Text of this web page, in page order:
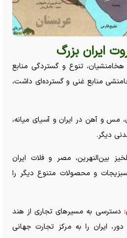
ایران بزرگ
تنوع و گستردگی منابع
منابع غنی و گسترده‌ای داشت،
مس و آهن در ایران و آسیای میانه،
دیگر.
بین‌النهرین، مصر و فلات ایران
سبزیجات و محصولات متنوع دیگر را
دسترسی به مسیر‌های تجاری از هند
ایران را به مرکز تجارت جهانی